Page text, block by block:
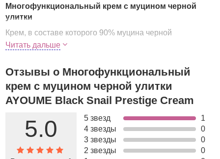
Многофункциональный крем с муцином черной
улитки
Крем, в составе которого 90% муцина черной
иберийской улитки, является многофункциональным
склонной к излишней жирности, для проблемной и
зрелой.
Муцин черной иберийской улиткиобладает мощными
оздоравливающими и омолаживающими свойствами, он
идеально воспринимается кожей, не вызывает
аллергических реакций. Муцин улитки помогает
справиться с различными воспалительными
процессами, нормализует работу сальных желез,
Читать дальше
Отзывы о Многофункциональный
крем с муцином черной улитки
AYOUME Black Snail Prestige Cream
5.0 5 звезд
1
4 звезды
0
3 звезды
0
2 звезды
0